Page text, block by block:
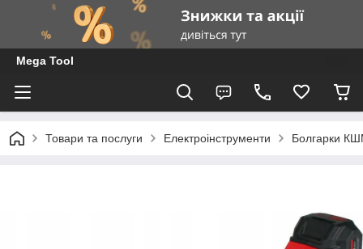
Mega Tool
Товари та послуги Електроінструменти Болгарки